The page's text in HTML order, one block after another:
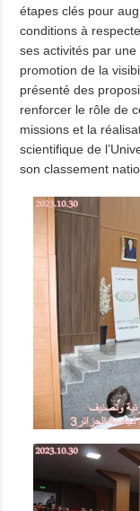
étapes clés pour
conditions à
ses activités par
promotion de la
présenté des
renforcer le rôle de
missions et la
scientifique de
son classement